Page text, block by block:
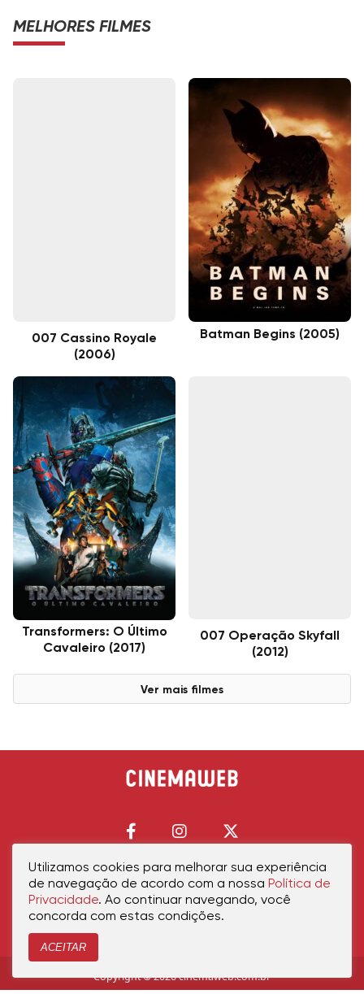
MELHORES FILMES
007 Cassino Royale
(2006)
Batman Begins (2005)
Transformers: O Último
Cavaleiro (2017)
007 Operação Skyfall
(2012)
Ver mais filmes
InícioPolítica de PrivacidadePolítica de CookiesContato
Copyright © 2026 cinemaweb.com.br
Utilizamos cookies para melhorar sua experiência
de navegação de acordo com a nossa Política de
Privacidade. Ao continuar navegando, você
concorda com estas condições.
ACEITAR